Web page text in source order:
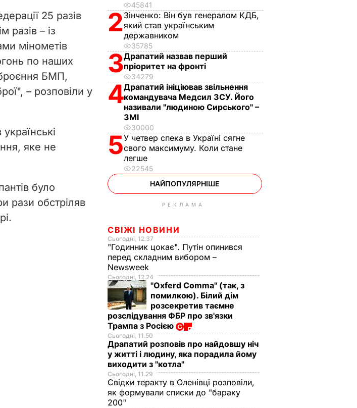
25 разів
– із
мінометів
по наших
БМП,
– розповіли у
яке не
було
рази обстріляв
45841
2 Зінченко: Він був генералом КДБ,
який став українським
державником
35785
3Драпатий назвав перший
пріоритет на фронті
34279
4Драпатий ініціював звільнення
командувача Медсил ЗСУ. Його
називали "людиною Сирського" –
ЗМІ
30000
5У четвер спека в Україні сягне
свого максимуму. Коли стане
легше
22545
НАЙПОПУЛЯРНІШЕ
РЕКЛАМА
СВІЖІ НОВИНИ
Сьогодні, 12.37
"Годинник цокає". Путін опинився
перед складним вибором –
Newsweek
Сьогодні, 12.24
"Oxferd Comma" (так, з
помилкою). Білий дім
розсекретив таємне
розслідування ФБР про зв'язки
Трампа з Росією
Сьогодні, 11.50
Драпатий розповів про найдовшу ніч
у житті і людину, яка порадила йому
виходити з "котла"
Сьогодні, 11.29
Свідки теракту в Оленівці розповіли,
як формували списки до "бараку
200"